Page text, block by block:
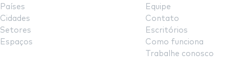
Países
Cidades
Setores
Espaços
Equipe
Contato
Escritórios
Como funciona
Trabalhe conosco